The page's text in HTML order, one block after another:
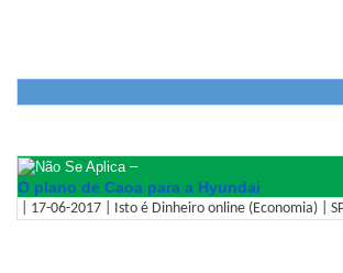
–
O plano de Caoa para a Hyundai
| 17-06-2017 | Isto é Dinheiro online (Economia) |